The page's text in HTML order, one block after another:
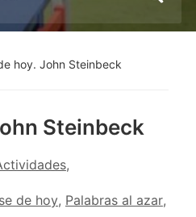
hoy. John Steinbeck
Steinbeck
,
de hoy, Palabras al azar,